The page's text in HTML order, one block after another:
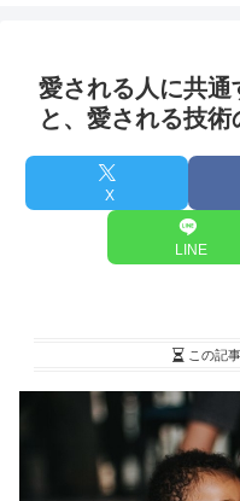
愛される人に共
と、愛される技
X
LINE
この記